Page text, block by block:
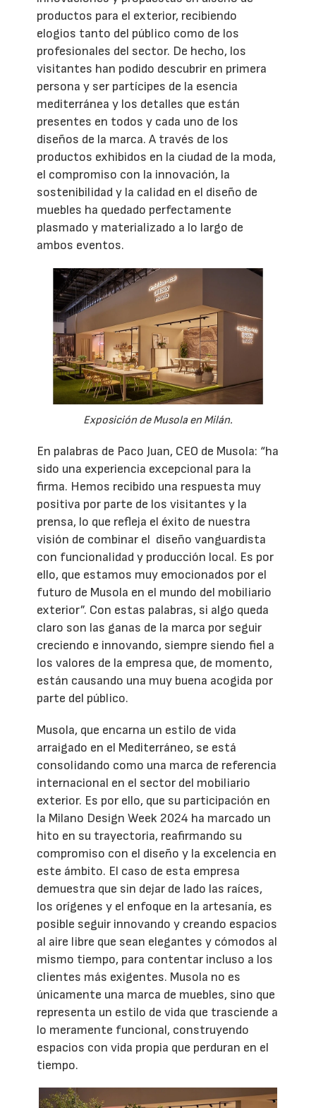
productos para el exterior, recibiendo
elogios tanto del público como de los
profesionales del sector. De hecho, los
visitantes han podido descubrir en primera
persona y ser partícipes de la esencia
mediterránea y los detalles que están
presentes en todos y cada uno de los
diseños de la marca. A través de los
productos exhibidos en la ciudad de la moda,
el compromiso con la innovación, la
sostenibilidad y la calidad en el diseño de
muebles ha quedado perfectamente
plasmado y materializado a lo largo de
ambos eventos.
Exposición de Musola en Milán.
En palabras de Paco Juan, CEO de Musola: “ha
sido una experiencia excepcional para la
firma. Hemos recibido una respuesta muy
positiva por parte de los visitantes y la
prensa, lo que refleja el éxito de nuestra
visión de combinar el diseño vanguardista
con funcionalidad y producción local. Es por
ello, que estamos muy emocionados por el
futuro de Musola en el mundo del mobiliario
exterior”. Con estas palabras, si algo queda
claro son las ganas de la marca por seguir
creciendo e innovando, siempre siendo fiel a
los valores de la empresa que, de momento,
están causando una muy buena acogida por
parte del público.
Musola, que encarna un estilo de vida
arraigado en el Mediterráneo, se está
consolidando como una marca de referencia
internacional en el sector del mobiliario
exterior. Es por ello, que su participación en
la Milano Design Week 2024 ha marcado un
hito en su trayectoria, reafirmando su
compromiso con el diseño y la excelencia en
este ámbito. El caso de esta empresa
demuestra que sin dejar de lado las raíces,
los orígenes y el enfoque en la artesanía, es
posible seguir innovando y creando espacios
al aire libre que sean elegantes y cómodos al
mismo tiempo, para contentar incluso a los
clientes más exigentes. Musola no es
únicamente una marca de muebles, sino que
representa un estilo de vida que trasciende a
lo meramente funcional, construyendo
espacios con vida propia que perduran en el
tiempo.